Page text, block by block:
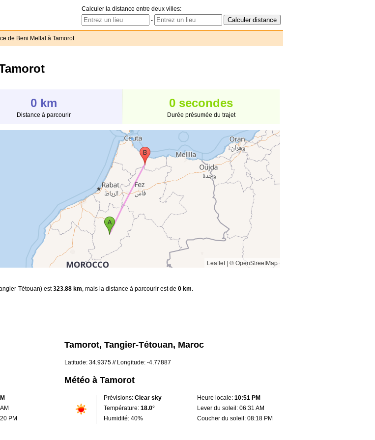
Calculer la distance entre deux villes:
-
de Beni Mellal à Tamorot
0 km
Distance à parcourir
0 secondes
Durée présumée du trajet
Leaflet | © OpenStreetMap
Tétouan) est323.88 km, mais la distance à parcourir est de 0 km.
PM
Tamorot, Tangier-Tétouan, Maroc
Latitude: 34.9375 // Longitude: -4.77887
Météo à Tamorot
Prévisions: Clear sky
Température: 18.0°
Humidité: 40%
Heure locale: 10:51 PM
Lever du soleil: 06:31 AM
Coucher du soleil: 08:18 PM